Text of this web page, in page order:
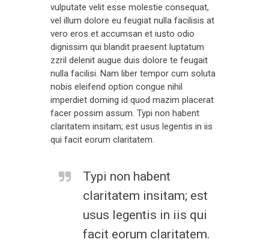
vulputate velit esse molestie consequat,
vel illum dolore eu feugiat nulla facilisis at
vero eros et accumsan et iusto odio
dignissim qui blandit praesent luptatum
zzril delenit augue duis dolore te feugait
nulla facilisi. Nam liber tempor cum soluta
nobis eleifend option congue nihil
imperdiet doming id quod mazim placerat
facer possim assum. Typi non habent
claritatem insitam; est usus legentis in iis
qui facit eorum claritatem.
Typi non habent
claritatem insitam; est
usus legentis in iis qui
facit eorum claritatem.